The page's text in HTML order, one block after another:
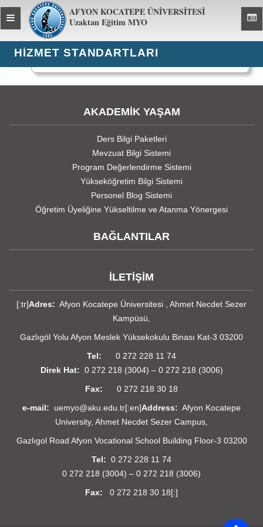
AFYON KOCATEPE ÜNİVERSİTESİ
Uzaktan Eğitim MYO
Toggle
global
navigation
HIZMET STANDARTLARI
AKADEMİK YAŞAM
Ders Bilgi Paketleri
Mevzuat Bilgi Sistemi
Program Değerlendirme Sistemi
Yükseköğretim Bilgi Sistemi
Personel Blog Sistemi
Öğretim Üyeliğine Yükseltilme ve Atanma Yönergesi
BAĞLANTILAR
İLETİŞİM
[:tr]Adres: Afyon Kocatepe Üniversitesi , Ahmet Necdet Sezer
Kampüsü,
Gazlıgöl Yolu Afyon Meslek Yüksekokulu Binası Kat-3 03200
Tel: 0 272 228 11 74
Direk Hat: 0 272 218 (3004) – 0 272 218 (3006)
Fax: 0 272 218 30 18
e-mail: uemyo@aku.edu.tr[:en]Address: Afyon Kocatepe
University, Ahmet Necdet Sezer Campus,
Gazlıgol Road Afyon Vocational School Building Floor-3 03200
Tel: 0 272 228 11 74
0 272 218 (3004) – 0 272 218 (3006)
Fax: 0 272 218 30 18[:]